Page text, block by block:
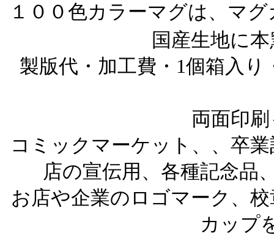
１００色カラーマグは、マ
国産生地に
製版代・加工費・1個箱入
両面印
コミックマーケット、、卒
店の宣伝用、各種記念品
お店や企業のロゴマーク、
カップ